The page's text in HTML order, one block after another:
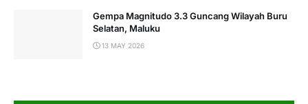
Gempa Magnitudo 3.3 Guncang Wilayah Buru
Selatan, Maluku
13 MAY 2026